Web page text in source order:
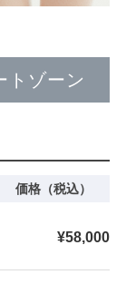
トゾーン
価格（税込）
¥58,000